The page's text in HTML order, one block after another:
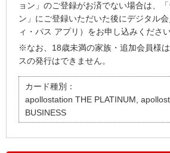
ョン」のご登録がお済でない場合は、
ン」にご登録いただいた後にデジタル
ィ・パス アプリ）をお申し込みください
※なお、18歳未満の家族・追加会員様
スの発行はできません。
カード種別：
apollostation THE PLATINUM,
BUSINESS